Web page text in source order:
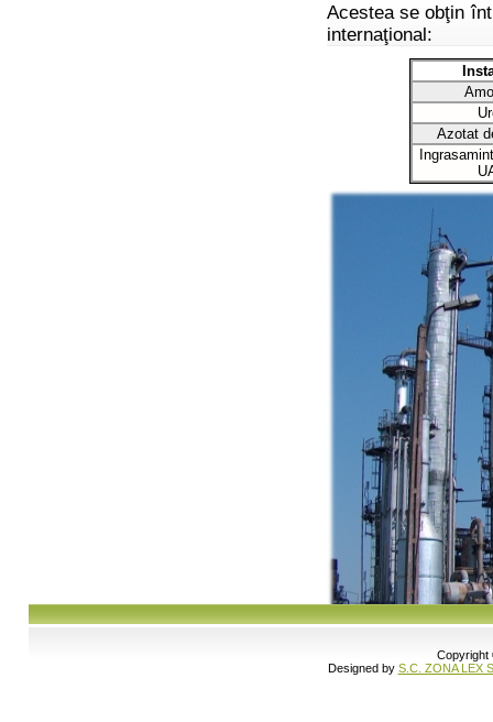
Copyright
Designed by S.C. ZONA LEX